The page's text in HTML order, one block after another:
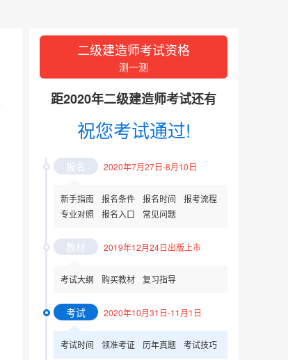
二级建造师考试资格
测一测
距2020年二级建造师考试还有
祝您考试通过!
报名 2020年7月27日-8月10日
新手指南 报名条件 报名时间
报考流程
专业对照
报名入口 常见问题
教材 2019年12月24日出版上市
考试大纲 购买教材 复习指导
考试 2020年10月31日-11月1日
考试时间 领准考证 历年真题 考试技巧